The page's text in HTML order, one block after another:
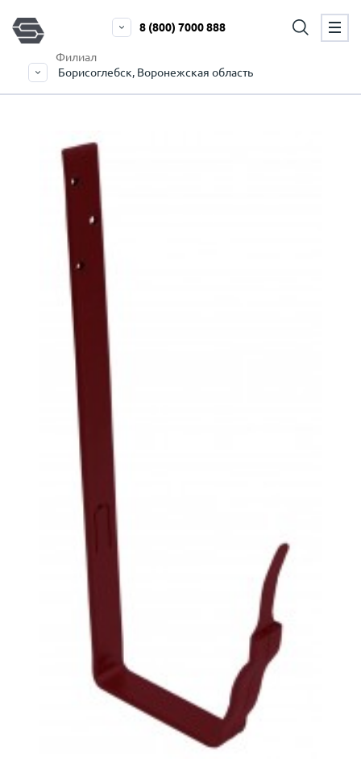
Филиал
Борисоглебск, Воронежская область
8 (800) 7000 888